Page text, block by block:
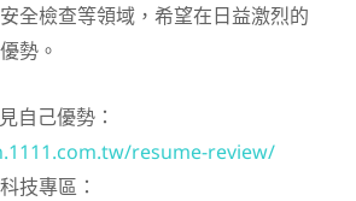
全檢查等領域，希望在日益激烈的
勢。
自己優勢：
resume-review/
技專區：